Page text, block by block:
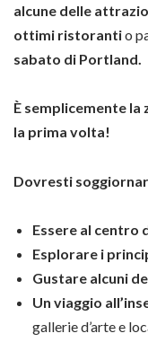
alcune delle
ottimi ristorantio
sabato di Portland.
È semplicemente
la prima volta!
Dovresti
Essere al centro
Esplorare i
Gustare alcuni
Un viaggio
gallerie d’arte e